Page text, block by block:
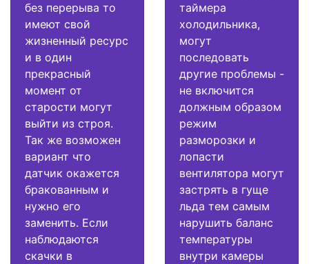
без перерыва то
имеют свой
жизненный ресурс
и в один
прекрасный
момент от
старости могут
выйти из строя.
Так же возможен
вариант что
датчик окажется
бракованным и
нужно его
заменить. Если
наблюдаются
скачки в
таймера
холодильника,
могут
последовать
другие проблемы -
не включится
должным образом
режим
разморозки и
лопасти
вентилятора могут
застрять в гуще
льда тем самым
нарушить баланс
температуры
внутри камеры